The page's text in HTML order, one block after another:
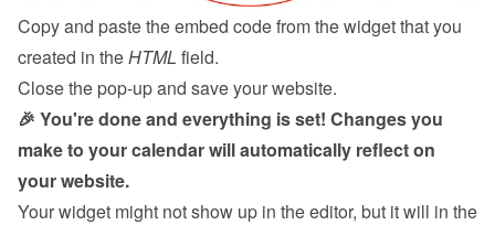
Copy and paste the embed code from the widget that you
created in the HTML field.
Close the pop-up and save your website.
🎉 You're done and everything is set! Changes you
make to your calendar will automatically reflect on
your website.
Your widget might not show up in the editor, but it will in the